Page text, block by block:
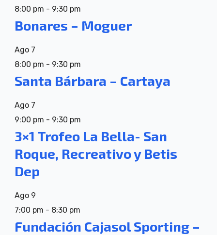
8:00 pm - 9:30 pm
Bonares – Moguer
Ago 7
8:00 pm - 9:30 pm
Santa Bárbara – Cartaya
Ago 7
9:00 pm - 9:30 pm
3×1 Trofeo La Bella- San
Roque, Recreativo y Betis
Dep
Ago 9
7:00 pm - 8:30 pm
Fundación Cajasol Sporting –